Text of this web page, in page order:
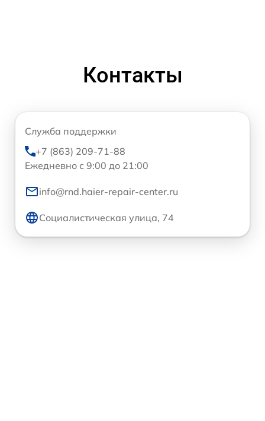
Контакты
Служба поддержки
+7 (863) 209-71-88
Ежедневно с 9:00 до 21:00
info@rnd.haier-repair-center.ru
Социалистическая улица, 74